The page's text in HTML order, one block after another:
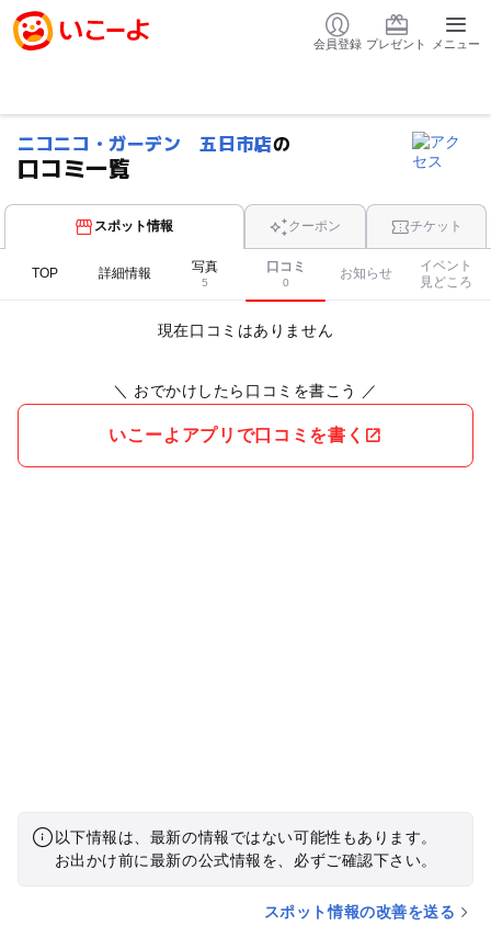
会員登録 プレゼント メニュー
ニコニコ・ガーデン 五日市店の
口コミ一覧
スポット情報 クーポン チケット
TOP 詳細情報 写真
5
口コミ
0
お知らせ
イベント
見どころ
現在口コミはありません
＼ おでかけしたら口コミを書こう ／
いこーよアプリで口コミを書く
以下情報は、最新の情報ではない可能性もあります。
お出かけ前に最新の公式情報を、必ずご確認下さい。
スポット情報の改善を送る